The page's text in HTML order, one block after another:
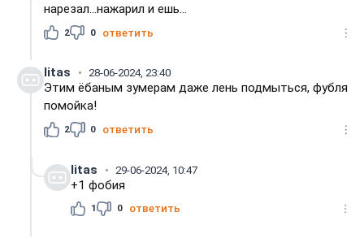
нарезал...нажарил и ешь...
2 0 ответить
litas 28-06-2024, 23:40
Этим ёбаным зумерам даже лень подмыться, фубля
помойка!
2 0 ответить
litas 29-06-2024, 10:47
+1 фобия
1 0 ответить